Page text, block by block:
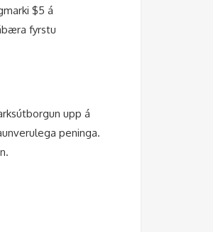
$5 á
fyrstu
upp á
peninga.